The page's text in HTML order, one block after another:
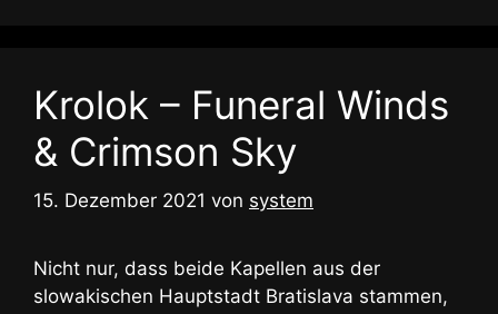
Krolok – Funeral Winds
& Crimson Sky
15. Dezember 2021 von system
Nicht nur, dass beide Kapellen aus der
slowakischen Hauptstadt Bratislava stammen,